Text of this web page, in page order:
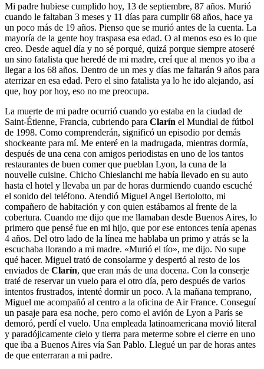
Mi padre hubiese cumplido hoy, 13 de septiembre, 87 años. Murió
cuando le faltaban 3 meses y 11 días para cumplir 68 años, hace ya
un poco más de 19 años. Pienso que se murió antes de la cuenta. La
mayoría de la gente hoy traspasa esa edad. O al menos eso es lo que
creo. Desde aquel día y no sé porqué, quizá porque siempre atoseré
un sino fatalista que heredé de mi madre, creí que al menos yo iba a
llegar a los 68 años. Dentro de un mes y días me faltarán 9 años para
aterrizar en esa edad. Pero el sino fatalista ya lo he ido alejando, así
que, hoy por hoy, eso no me preocupa.
La muerte de mi padre ocurrió cuando yo estaba en la ciudad de
Saint-Étienne, Francia, cubriendo para Clarín el Mundial de fútbol
de 1998. Como comprenderán, significó un episodio por demás
shockeante para mí. Me enteré en la madrugada, mientras dormía,
después de una cena con amigos periodistas en uno de los tantos
restaurantes de buen comer que pueblan Lyon, la cuna de la
nouvelle cuisine. Chicho Chieslanchi me había llevado en su auto
hasta el hotel y llevaba un par de horas durmiendo cuando escuché
el sonido del teléfono. Atendió Miguel Angel Bertolotto, mi
compañero de habitación y con quien estábamos al frente de la
cobertura. Cuando me dijo que me llamaban desde Buenos Aires, lo
primero que pensé fue en mi hijo, que por ese entonces tenía apenas
4 años. Del otro lado de la línea me hablaba un primo y atrás se la
escuchaba llorando a mi madre. «Murió el tío», me dijo. No supe
qué hacer. Miguel trató de consolarme y despertó al resto de los
enviados de Clarín, que eran más de una docena. Con la conserje
traté de reservar un vuelo para el otro día, pero después de varios
intentos frustrados, intenté dormir un poco. A la mañana temprano,
Miguel me acompañó al centro a la oficina de Air France. Conseguí
un pasaje para esa noche, pero como el avión de Lyon a París se
demoró, perdí el vuelo. Una empleada latinoamericana movió literal
y paradójicamente cielo y tierra para meterme sobre el cierre en uno
que iba a Buenos Aires vía San Pablo. Llegué un par de horas antes
de que enterraran a mi padre.